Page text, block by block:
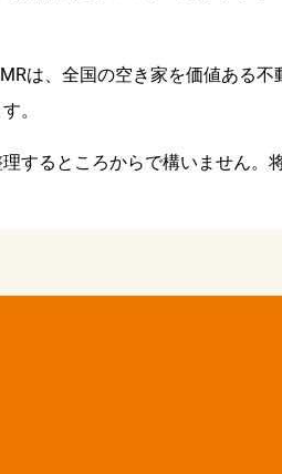
は、全国の空き家を価値ある
。
するところからで構いません。